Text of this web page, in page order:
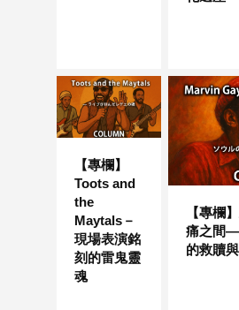
【專欄】
Toots and
the
Maytals－
現場表演銘
刻的雷鬼靈
魂
【專欄
痛之間
的救贖